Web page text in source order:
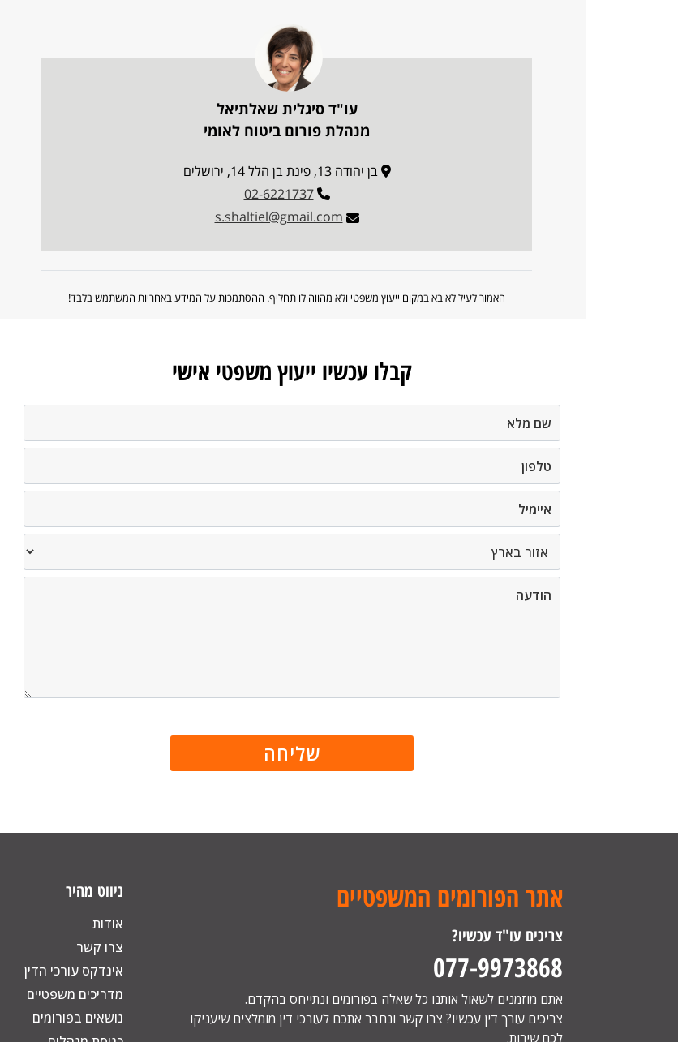
עו"ד סיגלית שאלתיאל
מנהלת פורום ביטוח לאומי
בן יהודה 13, פינת בן הלל 14, ירושלים
02-6221737
s.shaltiel@gmail.com
האמור לעיל לא בא במקום ייעוץ משפטי ולא מהווה לו תחליף. ההסתמכות על המידע באחריות המשתמש בלבד!
קבלו עכשיו ייעוץ משפטי אישי
אתר הפורומים המשפטיים
צריכים עו"ד עכשיו?
077-9973868
אתם מוזמנים לשאול אותנו כל שאלה בפורומים ונתייחס בהקדם.
צריכים עורך דין עכשיו? צרו קשר ונחבר אתכם לעורכי דין מומלצים שיעניקו
לכם שירות.
ניווט מהיר
אודות
צרו קשר
אינדקס עורכי הדין
מדריכים משפטיים
נושאים בפורומים